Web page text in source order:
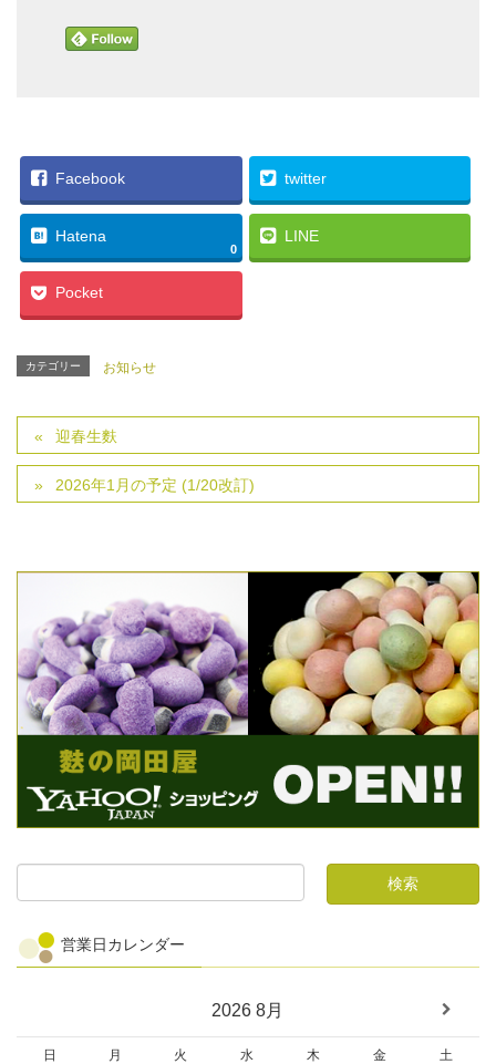
Facebook twitter
Hatena
0
LINE
Pocket
カテゴリー お知らせ
迎春生麩
2026年1月の予定 (1/20改訂)
営業日カレンダー
2026 8月
日 月 火 水 木 金
土